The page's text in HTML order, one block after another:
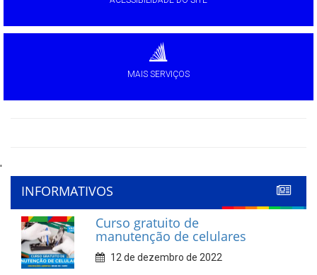
MAIS SERVIÇOS
'
INFORMATIVOS
Curso gratuito de
manutenção de celulares
12 de dezembro de 2022